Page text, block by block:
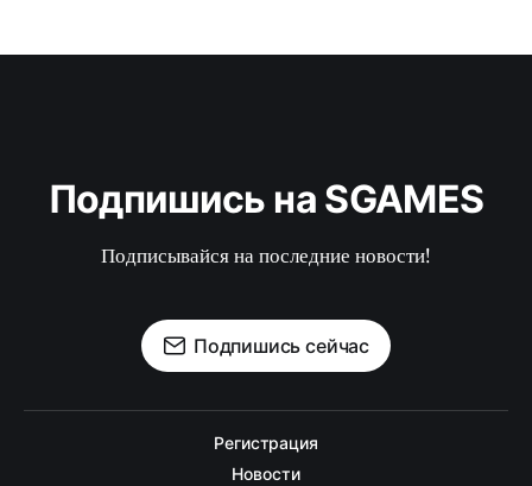
Подпишись на SGAMES
Подписывайся на последние новости!
Подпишись сейчас
Регистрация
Новости